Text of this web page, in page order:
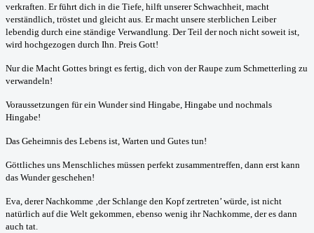
verkraften. Er führt dich in die Tiefe, hilft unserer Schwachheit, macht
verständlich, tröstet und gleicht aus. Er macht unsere sterblichen Leiber
lebendig durch eine ständige Verwandlung. Der Teil der noch nicht soweit ist,
wird hochgezogen durch Ihn. Preis Gott!
Nur die Macht Gottes bringt es fertig, dich von der Raupe zum Schmetterling zu
verwandeln!
Voraussetzungen für ein Wunder sind Hingabe, Hingabe und nochmals
Hingabe!
Das Geheimnis des Lebens ist, Warten und Gutes tun!
Göttliches uns Menschliches müssen perfekt zusammentreffen, dann erst kann
das Wunder geschehen!
Eva, derer Nachkomme ‚der Schlange den Kopf zertreten’ würde, ist nicht
natürlich auf die Welt gekommen, ebenso wenig ihr Nachkomme, der es dann
auch tat.